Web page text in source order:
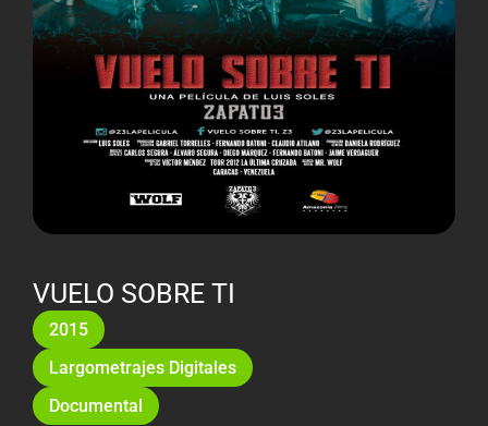
VUELO SOBRE TI
2015
Largometrajes Digitales
Documental